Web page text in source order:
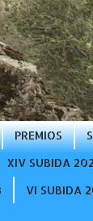
PREMIOS
XIV SUBIDA
VI SUBIDA